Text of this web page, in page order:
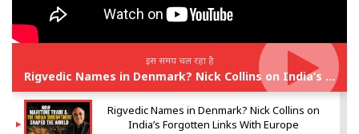
इस समय चल रहा है
Rigvedic Names in Denmark? Nick Collins on India’s Forgotten Links With Europe
Rigvedic Names in Denmark? Nick Collins on
India’s Forgotten Links With Europe